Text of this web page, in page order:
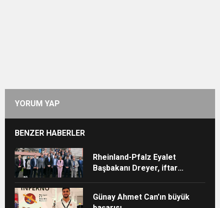
YORUM YAP
BENZER HABERLER
Rheinland-Pfalz Eyalet
Başbakanı Dreyer, iftar
Günay Ahmet Can’ın büyük